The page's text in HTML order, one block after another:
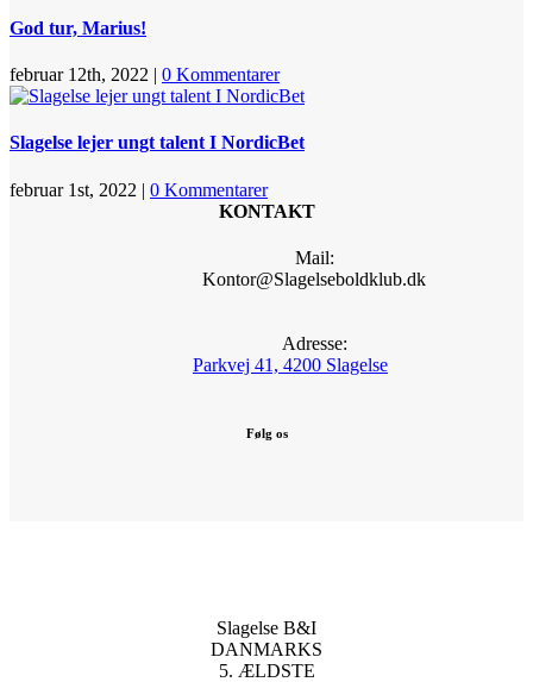
God tur, Marius!
februar 12th, 2022 | 0 Kommentarer
Slagelse lejer ungt talent I NordicBet
februar 1st, 2022 | 0 Kommentarer
KONTAKT
Mail:
Kontor@Slagelseboldklub.dk
Adresse:
Parkvej 41, 4200 Slagelse
Følg os
Slagelse B&I
DANMARKS
5. ÆLDSTE